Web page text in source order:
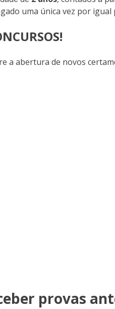
uma única vez por igual
a abertura de novos
provas